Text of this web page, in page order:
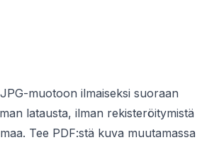
muotoon ilmaiseksi suoraan
latausta, ilman rekisteröitymistä
Tee PDF:stä kuva muutamassa